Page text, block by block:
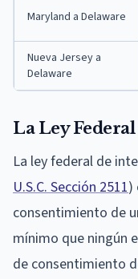
Maryland a Delaware
Nueva Jersey a
Delaware
La Ley
La ley federal de
U.S.C. Sección 2511)
consentimiento de
mínimo que ningún
de consentimiento